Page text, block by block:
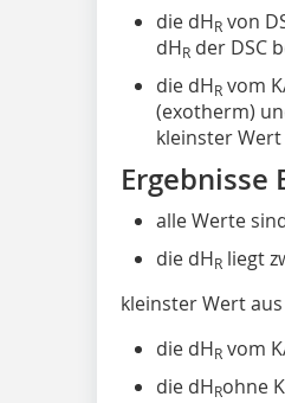
die dHR von
dHR der DSC
die dHR vom
(exotherm)
kleinster Wert
Ergebnisse
alle Werte
die dHR liegt
kleinster Wert
die dHR vom
die dHRohne